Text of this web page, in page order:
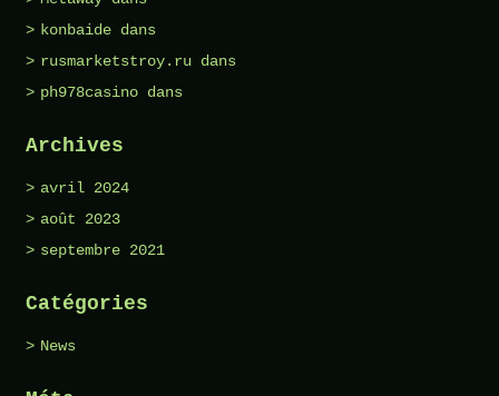
konbaide dans
rusmarketstroy.ru dans
ph978casino dans
Archives
avril 2024
août 2023
septembre 2021
Catégories
News